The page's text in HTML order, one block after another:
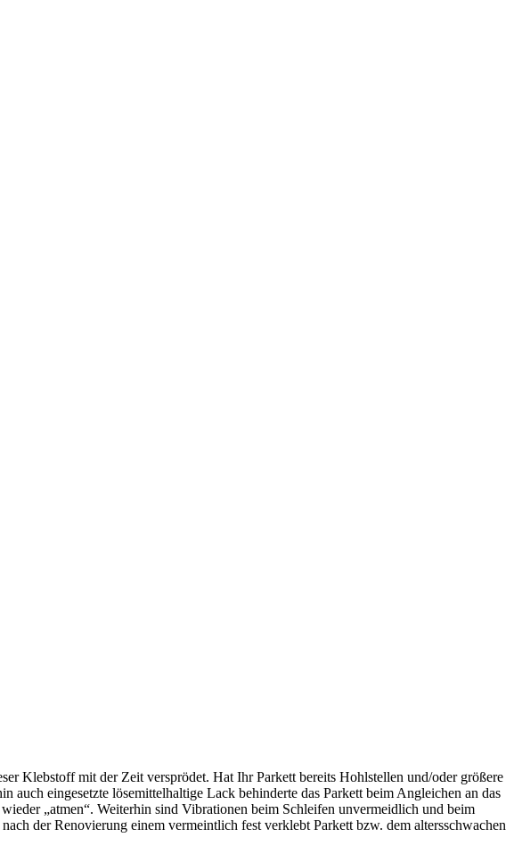
Klebstoff mit der Zeit versprödet. Hat Ihr Parkett bereits Hohlstellen und/oder größere
eingesetzte lösemittelhaltige Lack behinderte das Parkett beim Angleichen an das
„atmen“. Weiterhin sind Vibrationen beim Schleifen unvermeidlich und beim
der Renovierung einem vermeintlich fest verklebt Parkett bzw. dem altersschwachen